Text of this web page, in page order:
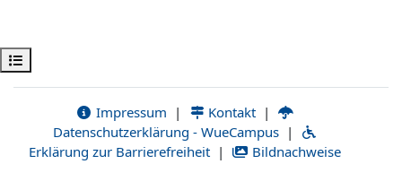
Ouvrir l’index du cours
Impressum | Kontakt |
Datenschutzerklärung - WueCampus |
Erklärung zur Barrierefreiheit | Bildnachweise